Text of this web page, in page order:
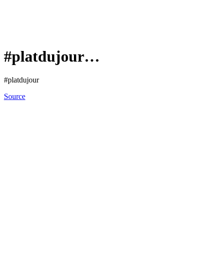
#platdujour…
#platdujour
Source